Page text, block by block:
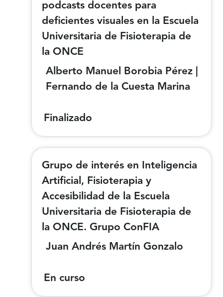
podcasts docentes para
deficientes visuales en la Escuela
Universitaria de Fisioterapia de
la ONCE
Alberto Manuel Borobia Pérez |
Fernando de la Cuesta Marina
Finalizado
Grupo de interés en Inteligencia
Artificial, Fisioterapia y
Accesibilidad de la Escuela
Universitaria de Fisioterapia de
la ONCE. Grupo ConFIA
Juan Andrés Martín Gonzalo
En curso